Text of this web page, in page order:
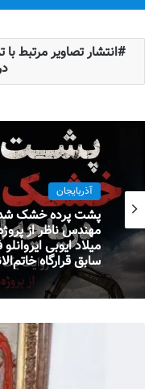
انتشار تصاویر مرتبط
آذربایجان
میلاد ایوبی
سابق قرارگاه